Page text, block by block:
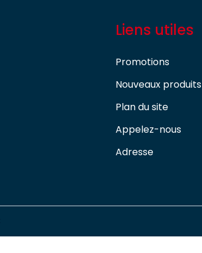
Liens utiles
Promotions
Nouveaux produits
Plan du site
Appelez-nous
Adresse